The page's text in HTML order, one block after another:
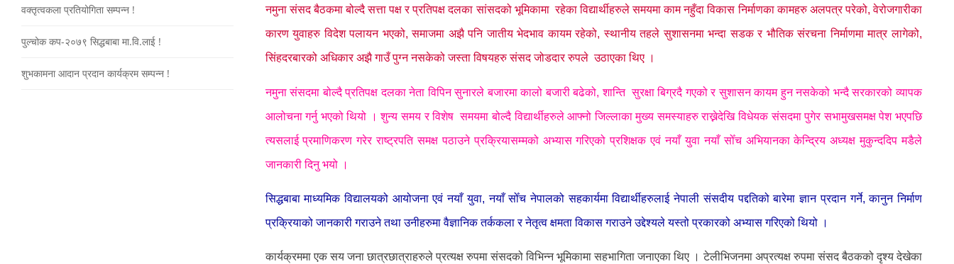
वक्तृत्वकला प्रतियोगिता सम्पन्न !
पुल्चोक कप-२०७९ सिद्धबाबा मा.वि.लाई !
शुभकामना आदान प्रदान कार्यक्रम सम्पन्न !
नमुना संसद बैठकमा बोल्दै सत्ता पक्ष र प्रतिपक्ष दलका सांसदको भूमिकामा रहेका विद्यार्थीहरुले समयमा काम नहुँदा विकास निर्माणका कामहरु अलपत्र परेको, वेरोजगारीका
कारण युवाहरु विदेश पलायन भएको, समाजमा अझै पनि जातीय भेदभाव कायम रहेको, स्थानीय तहले सुशासनमा भन्दा सडक र भौतिक संरचना निर्माणमा मात्र लागेको,
सिंहदरबारको अधिकार अझै गाउँ पुग्न नसकेको जस्ता विषयहरु संसद जोडदार रुपले उठाएका थिए ।
नमुना संसदमा बोल्दै प्रतिपक्ष दलका नेता विपिन सुनारले बजारमा कालो बजारी बढेको, शान्ति सुरक्षा बिग्रदै गएको र सुशासन कायम हुन नसकेको भन्दै सरकारको व्यापक
आलोचना गर्नु भएको थियो । शुन्य समय र विशेष समयमा बोल्दै विद्यार्थीहरुले आफ्नो जिल्लाका मुख्य समस्याहरु राख्नेदेखि विधेयक संसदमा पुगेर सभामुखसमक्ष पेश भएपछि
त्यसलाई प्रमाणिकरण गरेर राष्ट्रपति समक्ष पठाउने प्रक्रियासम्मको अभ्यास गरिएको प्रशिक्षक एवं नयाँ युवा नयाँ सोँच अभियानका केन्द्रिय अध्यक्ष मुकुन्ददिप मडैले
जानकारी दिनु भयो ।
सिद्धबाबा माध्यमिक विद्यालयको आयोजना एवं नयाँ युवा, नयाँ सोँच नेपालको सहकार्यमा विद्यार्थीहरुलाई नेपाली संसदीय पद्दतिको बारेमा ज्ञान प्रदान गर्ने, कानुन निर्माण
प्रक्रियाको जानकारी गराउने तथा उनीहरुमा वैज्ञानिक तर्ककला र नेतृत्व क्षमता विकास गराउने उद्देश्यले यस्तो प्रकारको अभ्यास गरिएको थियो ।
कार्यक्रममा एक सय जना छात्रछात्राहरुले प्रत्यक्ष रुपमा संसदको विभिन्न भूमिकामा सहभागिता जनाएका थिए । टेलीभिजनमा अप्रत्यक्ष रुपमा संसद बैठकको दृश्य देखेका